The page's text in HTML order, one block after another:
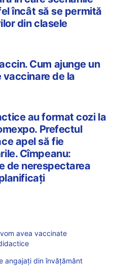
încât să se permită
din clasele
Cum ajunge un
de la
au format cozi la
Prefectul
apel să fie
Cîmpeanu:
de nerespectarea
avea vaccinate
angajați din învățământ